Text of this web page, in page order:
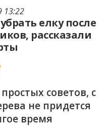
13:22
елку после
рассказали
советов, с
не придется
время